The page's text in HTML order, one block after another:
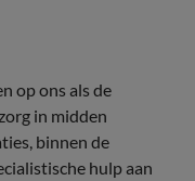
op ons als de
in midden
binnen de
hulp aan